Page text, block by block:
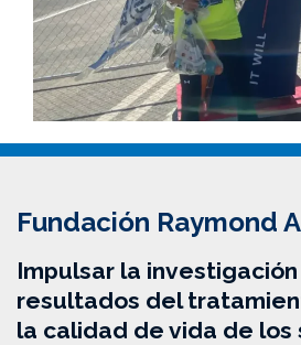
Fundación Raymond
Impulsar la
resultados del
la calidad de vida de